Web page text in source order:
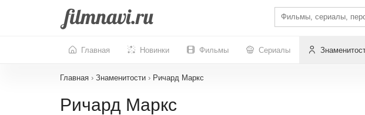
Главная Новинки Фильмы Сериалы
Главная › Знаменитости › Ричард Маркс
Ричард Маркс